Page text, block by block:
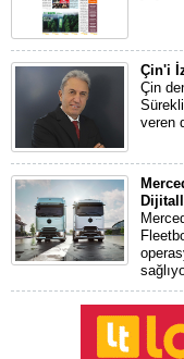
Çin'i
Çin
veren